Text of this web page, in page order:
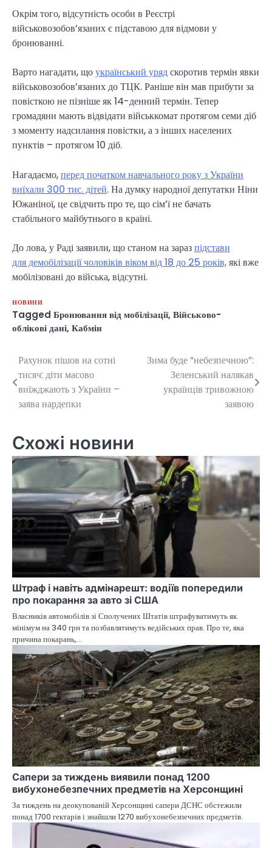
Окрім того, відсутність особи в Реєстрі
військовозобов’язаних є підставою для відмови у
бронюванні.
Варто нагадати, щоукраїнський урядскоротив термін явки
військовозобов’язаних до ТЦК. Раніше він мав прибути за
повісткою не пізніше як 14-денний термін. Тепер
громадяни мають відвідати військкомат протягом семи діб
з моменту надсилання повістки, а з інших населених
пунктів – протягом 10 діб.
Нагадаємо,перед початком навчального року з України
виїхали 300 тис. дітей. На думку народної депутатки Ніни
Южаніної, це свідчить про те, що сім’ї не бачать
стабільного майбутнього в країні.
До лова, у Раді заявили, що станом на заразпідстави
для демобілізації чоловіків віком від 18 до 25 років,які вже
мобілізовані до війська, відсутні.
НОВИНИ
Tagged Бронювання від мобілізації, Військово-
облікові дані, Кабмін
Навігація
записів
Рахунок пішов на сотні
тисяч: діти масово
виїжджають з України –
заява нардепки
Зима буде “небезпечною”:
Зеленський налякав
українців тривожною
заявою
Схожі новини
Штраф і навіть адмінарешт: водіїв попередили
про покарання за авто зі США
Власників автомобілів зі Сполучених Штатів штрафуватимуть як
мінімум на 340 грн та позбавлятимуть ведійських прав. Про те, яка
причина покарань,…
Сапери за тиждень виявили понад 1200
вибухонебезпечних предметів на Херсонщині
За тиждень на деокупованій Херсонщині сапери ДСНС обстежили
понад 1700 гектарів і знайшли 1270 вибухонебезпечних предметів.